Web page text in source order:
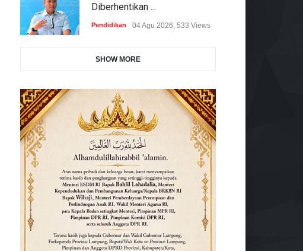
Diberhentikan ...
Pendidikan 04 Agu 2026, 533 Views
SHOW MORE